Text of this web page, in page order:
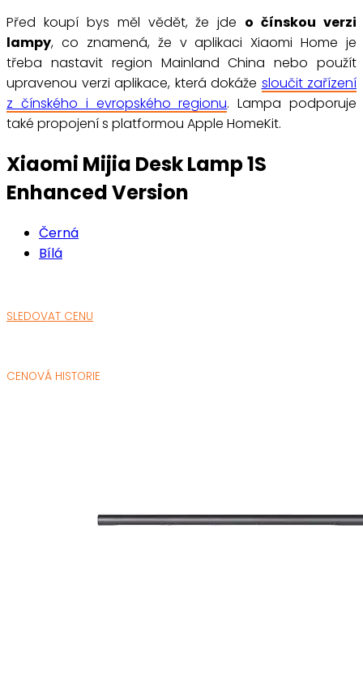
Před koupí bys měl vědět, že jde o čínskou verzi
lampy, co znamená, že v aplikaci Xiaomi Home je
třeba nastavit region Mainland China nebo použít
upravenou verzi aplikace, která dokáže sloučit zařízení
z čínského i evropského regionu. Lampa podporuje
také propojení s platformou Apple HomeKit.
Xiaomi Mijia Desk Lamp 1S
Enhanced Version
Černá
Bílá
SLEDOVAT CENU
CENOVÁ HISTORIE